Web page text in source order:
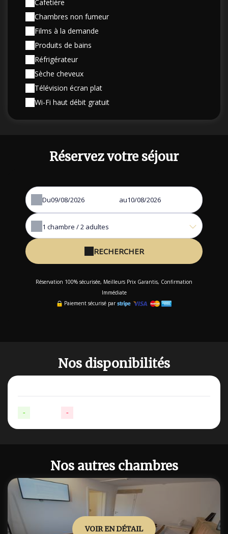
Cafetière
Chambres non fumeur
Films à la demande
Produits de bains
Réfrigérateur
Sèche cheveux
Télévision écran plat
Wi-Fi haut débit gratuit
Réservez votre séjour
Du au
1 chambre /2 adultes
RECHERCHER
Réservation 100% sécurisée, Meilleurs Prix Garantis, Confirmation
Immédiate
Paiement sécurisé par
Nos disponibilités
- -
Nos autres chambres
VOIR EN DÉTAIL